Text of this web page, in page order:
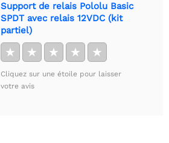
Support de relais Pololu Basic
SPDT avec relais 12VDC (kit
partiel)
★ ★ ★ ★ ★
Cliquez sur une étoile pour laisser
votre avis